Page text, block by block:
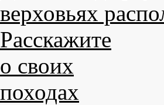
верховьях
Расскажите
о своих
походах